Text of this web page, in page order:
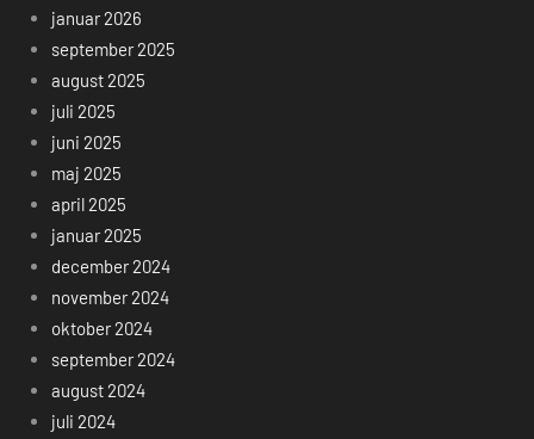
januar 2026
september 2025
august 2025
juli 2025
juni 2025
maj 2025
april 2025
januar 2025
december 2024
november 2024
oktober 2024
september 2024
august 2024
juli 2024